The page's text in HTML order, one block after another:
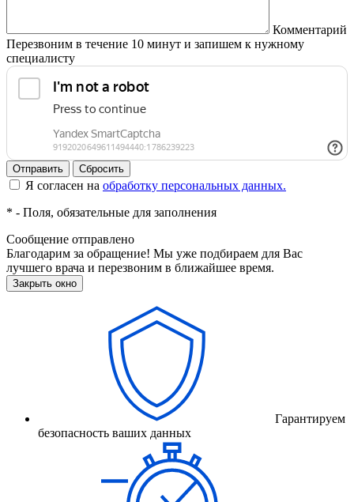
Комментарий
Перезвоним в течение 10 минут и запишем к нужному
специалисту
Отправить Сбросить
Я согласен на обработку персональных данных.
* - Поля, обязательные для заполнения
Сообщение отправлено
Благодарим за обращение! Мы уже подбираем для Вас
лучшего врача и перезвоним в ближайшее время.
Закрыть окно
Гарантируем
безопасность ваших данных